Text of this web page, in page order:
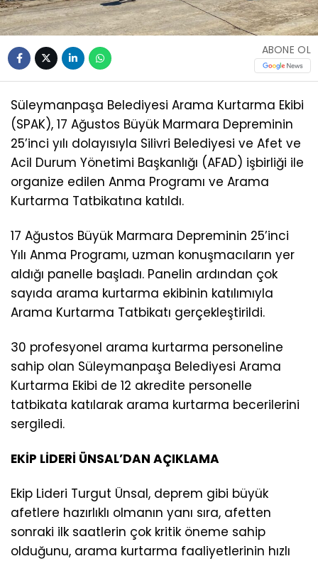
ABONE OL
Süleymanpaşa Belediyesi Arama Kurtarma Ekibi
(SPAK), 17 Ağustos Büyük Marmara Depreminin
25’inci yılı dolayısıyla Silivri Belediyesi ve Afet ve
Acil Durum Yönetimi Başkanlığı (AFAD) işbirliği ile
organize edilen Anma Programı ve Arama
Kurtarma Tatbikatına katıldı.
17 Ağustos Büyük Marmara Depreminin 25’inci
Yılı Anma Programı, uzman konuşmacıların yer
aldığı panelle başladı. Panelin ardından çok
sayıda arama kurtarma ekibinin katılımıyla
Arama Kurtarma Tatbikatı gerçekleştirildi.
30 profesyonel arama kurtarma personeline
sahip olan Süleymanpaşa Belediyesi Arama
Kurtarma Ekibi de 12 akredite personelle
tatbikata katılarak arama kurtarma becerilerini
sergiledi.
EKİP LİDERİ ÜNSAL’DAN AÇIKLAMA
Ekip Lideri Turgut Ünsal, deprem gibi büyük
afetlere hazırlıklı olmanın yanı sıra, afetten
sonraki ilk saatlerin çok kritik öneme sahip
olduğunu, arama kurtarma faaliyetlerinin hızlı